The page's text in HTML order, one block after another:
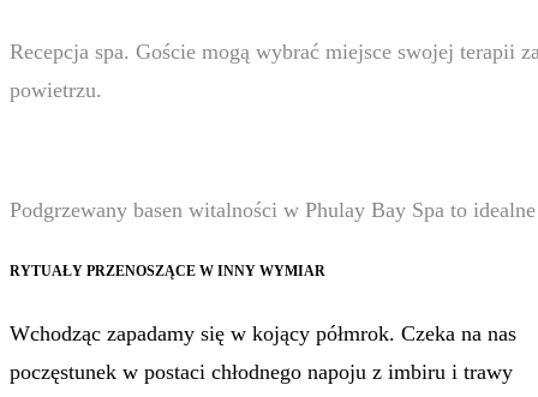
Recepcja spa. Goście mogą wybrać miejsce swojej terapii
powietrzu.
Podgrzewany basen witalności w Phulay Bay Spa to
RYTUAŁY PRZENOSZĄCE W INNY WYMIAR
Wchodząc zapadamy się w kojący półmrok. Czeka na nas
poczęstunek w postaci chłodnego napoju z imbiru i trawy